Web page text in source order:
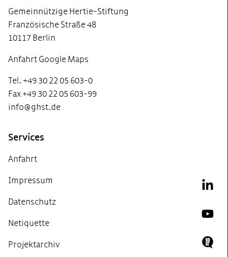
Gemeinnützige Hertie-Stiftung
Französische Straße 48
10117 Berlin
Anfahrt Google Maps
Tel. +49 30 22 05 603-0
Fax +49 30 22 05 603-99
info@ghst.de
Services
Anfahrt
Impressum
Datenschutz
Netiquette
Projektarchiv